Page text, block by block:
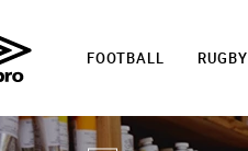
FOOTBALL RUGBY